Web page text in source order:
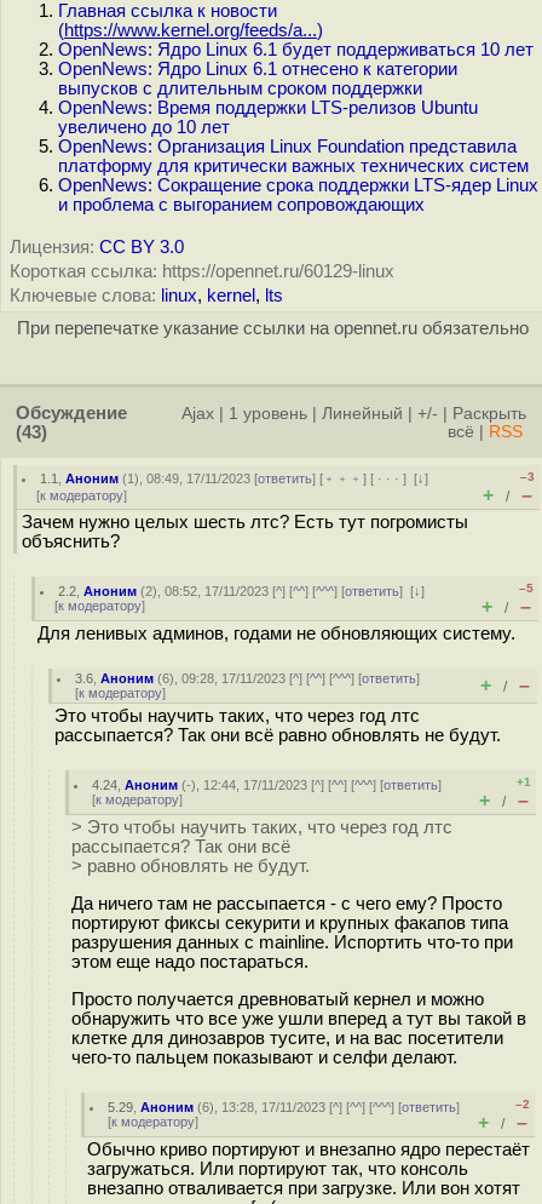
Главная ссылка к новости
(https://www.kernel.org/feeds/a...)
OpenNews: Ядро Linux 6.1 будет поддерживаться 10 лет
OpenNews: Ядро Linux 6.1 отнесено к категории
выпусков с длительным сроком поддержки
OpenNews: Время поддержки LTS-релизов Ubuntu
увеличено до 10 лет
OpenNews: Организация Linux Foundation представила
платформу для критически важных технических систем
OpenNews: Сокращение срока поддержки LTS-ядер Linux
и проблема с выгоранием сопровождающих
Лицензия: CC BY 3.0
Короткая ссылка: https://opennet.ru/60129-linux
Ключевые слова: linux, kernel , lts
При перепечатке указание ссылки на opennet.ru обязательно
Обсуждение
(43)
Ajax 1 уровень Линейный +/-
Раскрыть
всё
RSS
1.1 ,Аноним (1), 08:49, 17/11/2023 [ответить] [ ﹢﹢﹢] [ · · ·][↓]
[к модератору]
–3
+ / –
Зачем нужно целых шесть лтс? Есть тут погромисты
объяснить?
2.2 ,Аноним (2), 08:52, 17/11/2023 [^] [^^] [^^^] [ответить][↓]
[к модератору]
–5
+ / –
Для ленивых админов, годами не обновляющих систему.
3.6 ,Аноним (6), 09:28, 17/11/2023 [^] [^^] [^^^] [ответить]
[к модератору] + / –
Это чтобы научить таких, что через год лтс
рассыпается? Так они всё равно обновлять не будут.
4.24 ,Аноним (-), 12:44, 17/11/2023 [^] [^^] [^^^] [ответить]
[к модератору]
+1
+ / –
> Это чтобы научить таких, что через год лтс
рассыпается? Так они всё
> равно обновлять не будут.
Да ничего там не рассыпается - с чего ему? Просто
портируют фиксы секурити и крупных факапов типа
разрушения данных с mainline. Испортить что-то при
этом еще надо постараться.
Просто получается древноватый кернел и можно
обнаружить что все уже ушли вперед а тут вы такой в
клетке для динозавров тусите, и на вас посетители
чего-то пальцем показывают и селфи делают.
5.29 ,Аноним (6), 13:28, 17/11/2023 [^] [^^] [^^^] [ответить]
[к модератору]
–2
+ / –
Обычно криво портируют и внезапно ядро перестаёт
загружаться. Или портируют так, что консоль
внезапно отваливается при загрузке. Или вон хотят